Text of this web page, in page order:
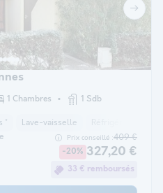
1 Chambres 1 Sdb
* Lave-vaisselle
Prix conseillé :409 €
-20% 327,20 €
33 € remboursés